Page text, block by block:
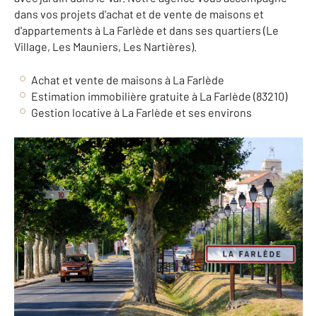
dans vos projets d'achat et de vente de maisons et
d'appartements à La Farlède et dans ses quartiers (Le
Village, Les Mauniers, Les Nartières).
Achat et vente de maisons à La Farlède
Estimation immobilière gratuite à La Farlède (83210)
Gestion locative à La Farlède et ses environs